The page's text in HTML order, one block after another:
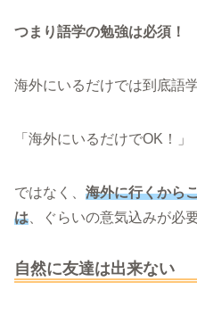
つまり語学の勉強は必須！
海外にいるだけでは到底語
「海外にいるだけでOK！」
ではなく、 海外に行くから
は、ぐらいの意気込みが必
自然に友達は出来ない